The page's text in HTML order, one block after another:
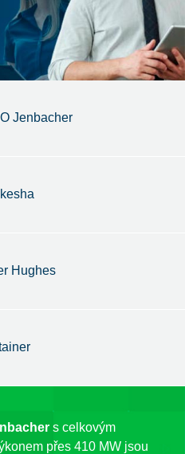
Jenbacher
Hughes
s celkovým
přes 410 MW jsou